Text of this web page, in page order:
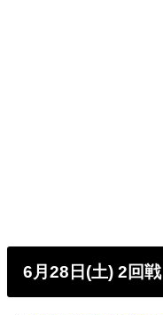
6月28日(土) 2回戦